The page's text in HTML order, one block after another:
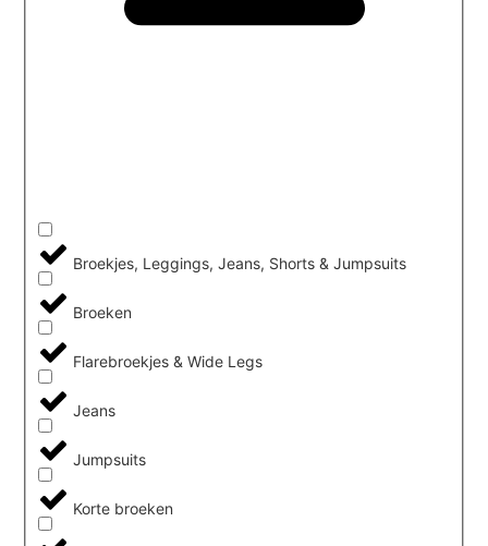
Broekjes, Leggings, Jeans, Shorts & Jumpsuits
Broeken
Flarebroekjes & Wide Legs
Jeans
Jumpsuits
Korte broeken